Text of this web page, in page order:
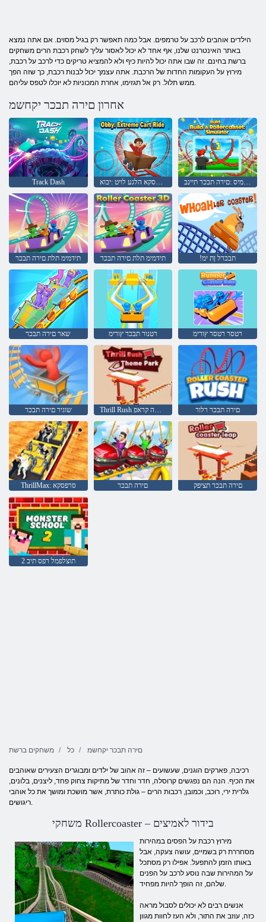
הילדים אוהבים לרכב על טרמפים. אבל כמה תאפשר רק בגיל מסוים. אם אתה נמצא
באתר האינטרנט שלנו, אף אחד לא יכול לאסור עליך לשחק רכבת הרים משחקים
ברשת בחינם. זה שבו אתה יכול להיות כיף ולא להמציא טריקים כדי לרכב על רכבת,
מירוץ על העקומות החדות של הרכבת. אתה עצמך יכול לבנות רכבת, כך שזה הפך
אחרון םירה תבכר יקחשמ
Track Dash םירטסקא הלגע לויט :יבוא רוטלומיס :םירה תבכר תיינב
תידמימ תלת םירה תבכר תידמימ תלת םירה תבכר !תבכרל ןת ימ
שאר םירה תבכר רטנור תבכר ץורימ רטסר רטסר ץורימ
שוגיר םירה תבכר םירה תבכר רלור
ThrillMax: סרפסקא םירה תבכר םירה תבכר תציפק
2 תוצלפמל רפס תיב
משחקים ברשת כל םירה תבכר יקחשמ
רכיבה, פארקים הוגנים, שעשועים – זה אהוב של ילדים ומבוגרים הצעירים שאוהבים
את הכיף. הנה הם נפגשים קרוסלה, חדר וחדר של מתיקות צחוק פחד, ליצנים, בלונים,
גלרית ירי, רוכב, וכמובן, רכבות הרים – גולת כותרת, אשר מושכת ומושך את כל אוהבי
ריגושים.
משחקי Rollercoaster – בידור לאמיצים
מירוץ רכבת על הפסים במהירות
מסחררת רק בשמיים, עושה צעקה, אבל
באותו הזמן להתפעל. אפילו רק מסתכל
על המהירות שבה נוסע לרכב על הפנים
שלהם, זה הופך להיות מפחיד.
אנשים רבים לא יכולים לסבול מראה
כזה, עוזב את התור, ולא העז לחוות מגוון